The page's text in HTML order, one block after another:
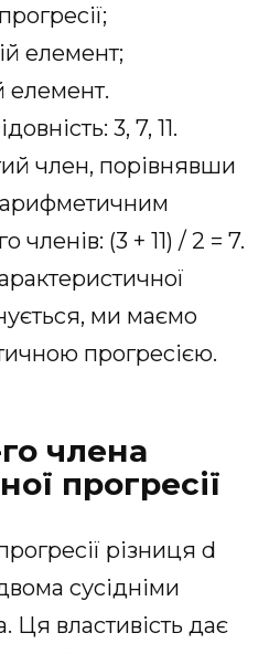
елемент;
елемент.
3, 7, 11.
член, порівнявши
арифметичним
членів: (3 + 11) / 2 = 7.
ми маємо
прогресією.
члена
прогресії
різниця d
сусідніми
Ця властивість дає